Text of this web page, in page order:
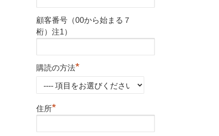
顧客番号（00から始まる７
桁）注1）
購読の方法*
住所*